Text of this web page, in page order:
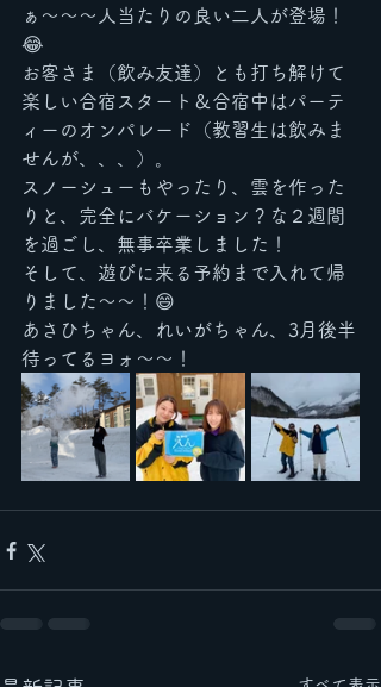
ぁ〜〜〜人当たりの良い二人が登場！
😂
お客さま（飲み友達）とも打ち解けて
楽しい合宿スタート＆合宿中はパーテ
ィーのオンパレード（教習生は飲みま
せんが、、、）。
スノーシューもやったり、雲を作った
りと、完全にバケーション？な２週間
を過ごし、無事卒業しました！
そして、遊びに来る予約まで入れて帰
りました〜〜！😄
あさひちゃん、れいがちゃん、3月後半
待ってるヨォ〜〜！